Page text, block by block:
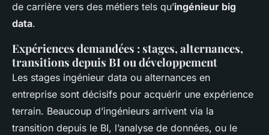
de carrière vers des métiers tels qu’ingénieur big
data.
Expériences demandées : stages, alternances,
transitions depuis BI ou développement
Les stages ingénieur data ou alternances en
entreprise sont décisifs pour acquérir une expérience
terrain. Beaucoup d’ingénieurs arrivent via la
transition depuis le BI, l’analyse de données, ou le